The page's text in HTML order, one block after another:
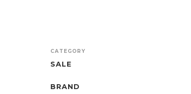
CATEGORY
SALE
BRAND